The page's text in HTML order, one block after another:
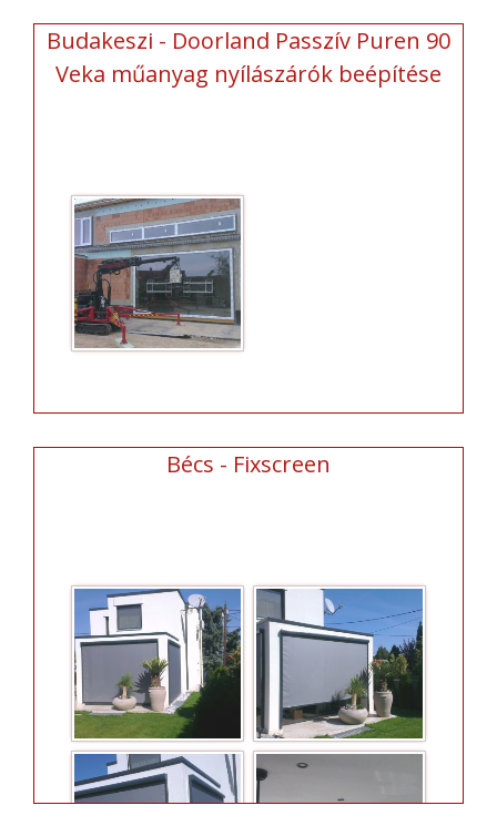
Budakeszi - Doorland Passzív Puren 90
Veka műanyag nyílászárók beépítése
Bécs - Fixscreen